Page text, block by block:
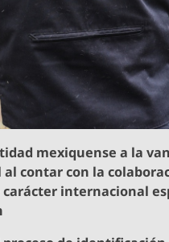
mexiquense a la
contar con la
internacional